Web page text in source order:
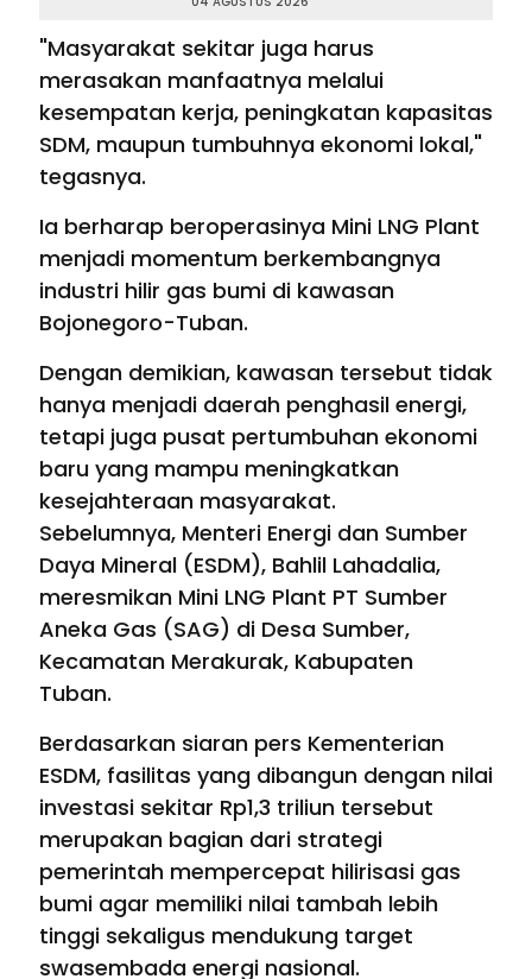
"Masyarakat sekitar juga harus
merasakan manfaatnya melalui
kesempatan kerja, peningkatan kapasitas
SDM, maupun tumbuhnya ekonomi lokal,"
tegasnya.
Ia berharap beroperasinya Mini LNG Plant
menjadi momentum berkembangnya
industri hilir gas bumi di kawasan
Bojonegoro-Tuban.
Dengan demikian, kawasan tersebut tidak
hanya menjadi daerah penghasil energi,
tetapi juga pusat pertumbuhan ekonomi
baru yang mampu meningkatkan
kesejahteraan masyarakat.
Sebelumnya, Menteri Energi dan Sumber
Daya Mineral (ESDM), Bahlil Lahadalia,
meresmikan Mini LNG Plant PT Sumber
Aneka Gas (SAG) di Desa Sumber,
Kecamatan Merakurak, Kabupaten
Tuban.
Berdasarkan siaran pers Kementerian
ESDM, fasilitas yang dibangun dengan nilai
investasi sekitar Rp1,3 triliun tersebut
merupakan bagian dari strategi
pemerintah mempercepat hilirisasi gas
bumi agar memiliki nilai tambah lebih
tinggi sekaligus mendukung target
swasembada energi nasional.